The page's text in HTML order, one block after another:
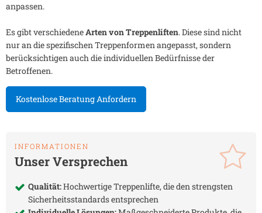
anpassen.
Es gibt verschiedeneArten von Treppenliften. Diese sind nicht
nur an die spezifischen Treppenformen angepasst, sondern
berücksichtigen auch die individuellen Bedürfnisse der
Betroffenen.
Kostenlose Beratung Anfordern
INFORMATIONEN
Unser Versprechen
Qualität:Hochwertige Treppenlifte, die den strengsten
Sicherheitsstandards entsprechen